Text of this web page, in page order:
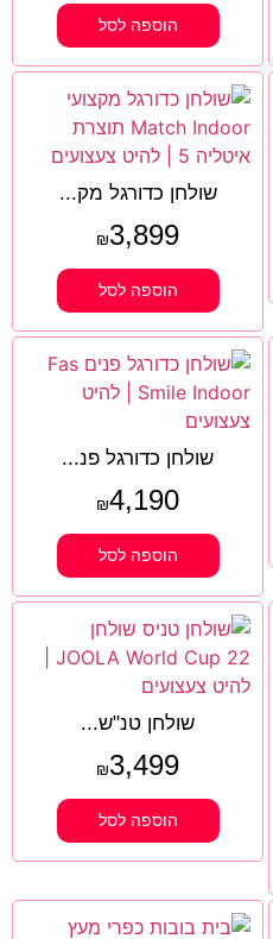
הוספה לסל
שולחן כדורגל מק...
₪3,899
הוספה לסל
שולחן כדורגל פנ...
₪4,190
הוספה לסל
שולחן טנ"ש...
₪3,499
הוספה לסל